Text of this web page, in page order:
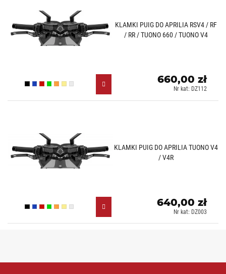
KLAMKI PUIG DO APRILIA RSV4 / RF
/ RR / TUONO 660 / TUONO V4
Czarny (N)
Niebieski (A)
Czerwony (R)
Zielony (V)
Pomarańczowy (T)
Złoty (O)
Srebrny (P)
660,00 zł
Nr kat: DZ112
KLAMKI PUIG DO APRILIA TUONO V4
/ V4R
Czarny (N)
Niebieski (A)
Czerwony (R)
Zielony (V)
Pomarańczowy (T)
Złoty (O)
Srebrny (P)
640,00 zł
Nr kat: DZ003